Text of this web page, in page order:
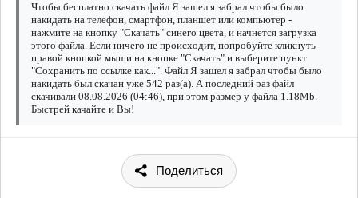
Чтобы бесплатно скачать файл Я зашел я забрал чтобы было
накидать на телефон, смартфон, планшет или компьютер -
нажмите на кнопку "Скачать" синего цвета, и начнется загрузка
этого файла. Если ничего не происходит, попробуйте кликнуть
правой кнопкой мыши на кнопке "Скачать" и выберите пункт
"Сохранить по ссылке как...". Файл Я зашел я забрал чтобы было
накидать был скачан уже 542 раз(а). А последний раз файл
скачивали 08.08.2026 (04:46), при этом размер у файла 1.18Mb.
Быстрей качайте и Вы!
Поделиться